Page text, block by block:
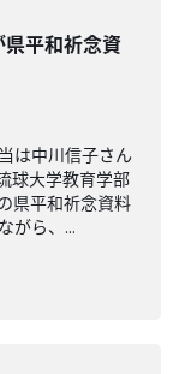
平和祈念資
は中川信子さん
球大学教育学部
県平和祈念資料
がら、...